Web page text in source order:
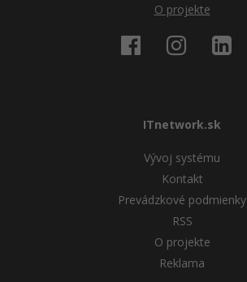
O projekte
ITnetwork.sk
Vývoj systému
Kontakt
Prevádzkové podmienky
RSS
O projekte
Reklama